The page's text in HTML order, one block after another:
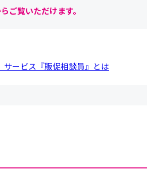
ご覧いただけます。
サービス『販促相談員』とは